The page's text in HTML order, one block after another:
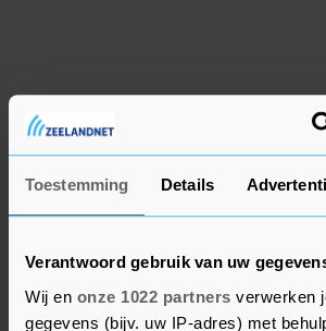
Toestemming Details
Verantwoord gebruik van uw
Wij en onze 1022 partners verwerken
gegevens (bijv. uw IP-adres) met